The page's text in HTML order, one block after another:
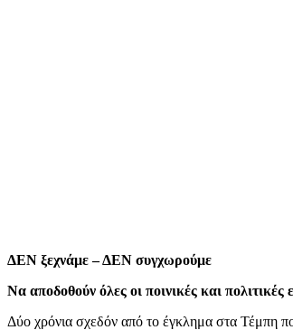
ΔΕΝ ξεχνάμε – ΔΕΝ συγχωρούμε
Να αποδοθούν όλες οι ποινικές και πολιτικές
Δύο χρόνια σχεδόν από το έγκλημα στα Τέμπη